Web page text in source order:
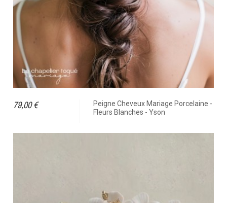
Peigne Cheveux Mariage Porcelaine -
Fleurs Blanches - Yson
79,00 €